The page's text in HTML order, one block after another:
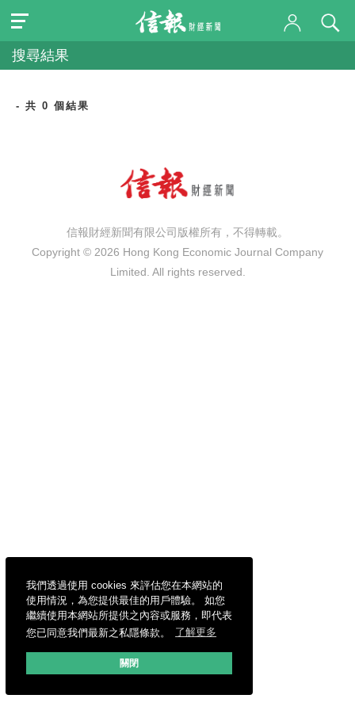
我們透過使用 cookies 來評估您在本網站的
使用情況，為您提供最佳的用戶體驗。 如您
繼續使用本網站所提供之內容或服務，即代表
您已同意我們最新之私隱條款。
了解更多
關閉
搜尋結果
- 共 0 個結果
信報財經新聞有限公司版權所有，不得轉載。
Copyright © 2026 Hong Kong Economic Journal Company
Limited. All rights reserved.